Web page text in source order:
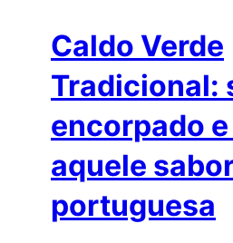
Caldo Verde
Tradicional:
encorpado
aquele
portuguesa